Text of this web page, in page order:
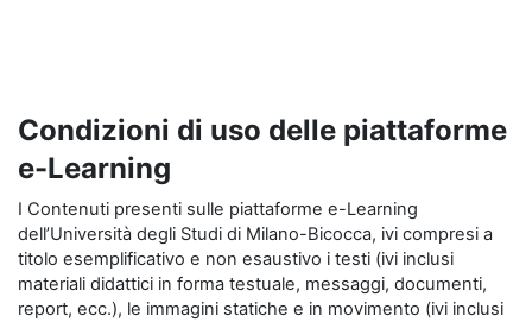
Condizioni di uso delle piattaforme
e-Learning
I Contenuti presenti sulle piattaforme e-Learning
dell’Università degli Studi di Milano-Bicocca, ivi compresi a
titolo esemplificativo e non esaustivo i testi (ivi inclusi
materiali didattici in forma testuale, messaggi, documenti,
report, ecc.), le immagini statiche e in movimento (ivi inclusi